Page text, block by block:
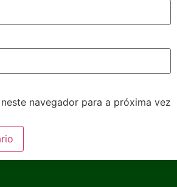
navegador para a próxima vez